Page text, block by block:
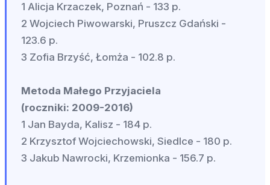
1 Alicja Krzaczek, Poznań - 133 p.
2 Wojciech Piwowarski, Pruszcz Gdański -
123.6 p.
3 Zofia Brzyść, Łomża - 102.8 p.
Metoda Małego Przyjaciela
(roczniki: 2009-2016)
1 Jan Bayda, Kalisz - 184 p.
2 Krzysztof Wojciechowski, Siedlce - 180 p.
3 Jakub Nawrocki, Krzemionka - 156.7 p.